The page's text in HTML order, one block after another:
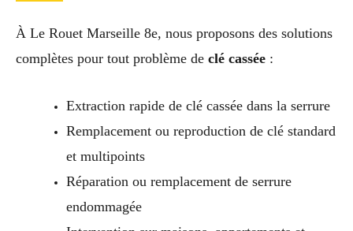
À Le Rouet Marseille 8e, nous proposons des solutions
complètes pour tout problème de clé cassée :
Extraction rapide de clé cassée dans la serrure
Remplacement ou reproduction de clé standard
et multipoints
Réparation ou remplacement de serrure
endommagée